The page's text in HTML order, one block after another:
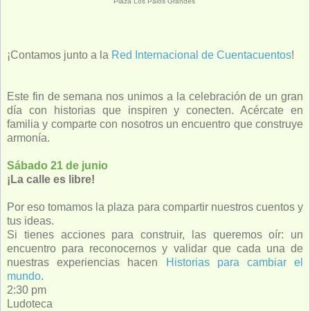
¡Contamos junto a la Red Internacional de Cuentacuentos!
Este fin de semana nos unimos a la celebración de un gran
día con historias que inspiren y conecten. Acércate en
familia y comparte con nosotros un encuentro que construye
armonía.
Sábado 21 de junio
¡La calle es libre!
Por eso tomamos la plaza para compartir nuestros cuentos y
tus ideas.
Si tienes acciones para construir, las queremos oír: un
encuentro para reconocernos y validar que cada una de
nuestras experiencias hacen
Historias para cambiar el
mundo.
2:30 pm
Ludoteca